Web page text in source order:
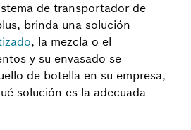
de transportador de
brinda una solución
, la mezcla o el
y su envasado se
de botella en su empresa,
solución es la adecuada